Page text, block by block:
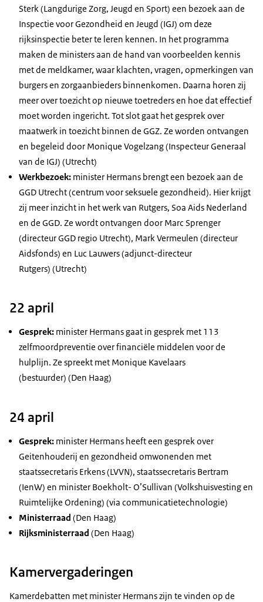
Sterk (Langdurige Zorg, Jeugd en Sport) een bezoek aan de
Inspectie voor Gezondheid en Jeugd (IGJ) om deze
rijksinspectie beter te leren kennen. In het programma
maken de ministers aan de hand van voorbeelden kennis
met de meldkamer, waar klachten, vragen, opmerkingen van
burgers en zorgaanbieders binnenkomen. Daarna horen zij
meer over toezicht op nieuwe toetreders en hoe dat effectief
moet worden ingericht. Tot slot gaat het gesprek over
maatwerk in toezicht binnen de GGZ. Ze worden ontvangen
en begeleid door Monique Vogelzang (Inspecteur Generaal
van de IGJ) (Utrecht)
Werkbezoek: minister Hermans brengt een bezoek aan de
GGD Utrecht (centrum voor seksuele gezondheid). Hier krijgt
zij meer inzicht in het werk van Rutgers, Soa Aids Nederland
en de GGD. Ze wordt ontvangen door Marc Sprenger
(directeur GGD regio Utrecht), Mark Vermeulen (directeur
Aidsfonds) en Luc Lauwers (adjunct-directeur
Rutgers) (Utrecht)
22 april
Gesprek: minister Hermans gaat in gesprek met 113
zelfmoordpreventie over financiële middelen voor de
hulplijn. Ze spreekt met Monique Kavelaars
(bestuurder) (Den Haag)
24 april
Gesprek: minister Hermans heeft een gesprek over
Geitenhouderij en gezondheid omwonenden met
staatssecretaris Erkens (LVVN), staatssecretaris Bertram
(IenW) en minister Boekholt- O’Sullivan (Volkshuisvesting en
Ruimtelijke Ordening) (via communicatietechnologie)
Ministerraad (Den Haag)
Rijksministerraad (Den Haag)
Kamervergaderingen
Kamerdebatten met minister Hermans zijn te vinden op de